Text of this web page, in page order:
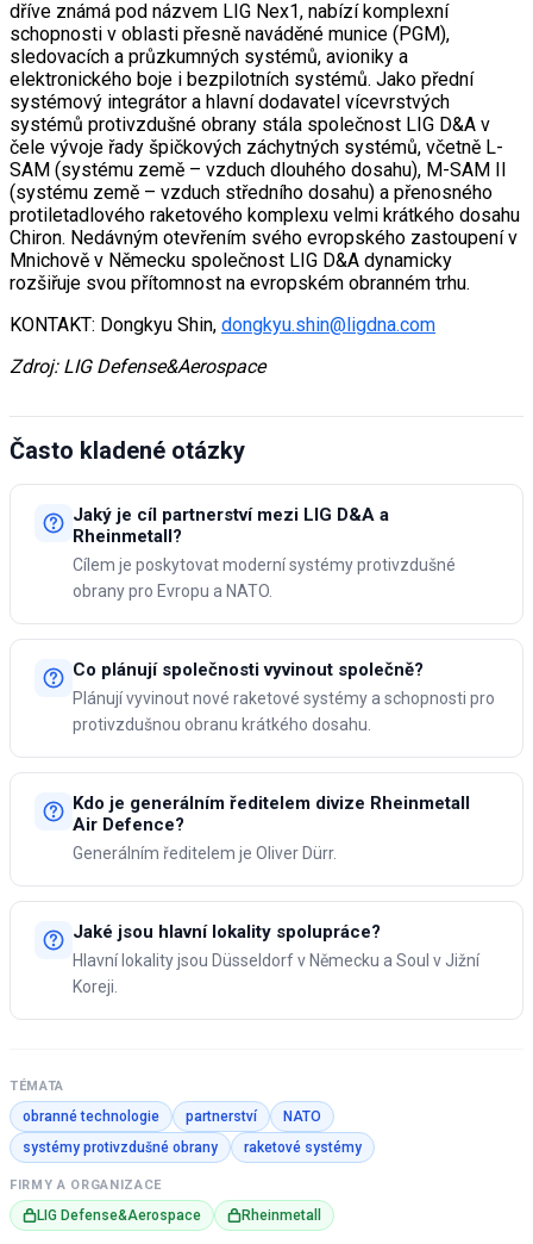
dříve známá pod názvem LIG Nex1, nabízí komplexní
schopnosti v oblasti přesně naváděné munice (PGM),
sledovacích a průzkumných systémů, avioniky a
elektronického boje i bezpilotních systémů. Jako přední
systémový integrátor a hlavní dodavatel vícevrstvých
systémů protivzdušné obrany stála společnost LIG D&A v
čele vývoje řady špičkových záchytných systémů, včetně L-
SAM (systému země – vzduch dlouhého dosahu), M-SAM II
(systému země – vzduch středního dosahu) a přenosného
protiletadlového raketového komplexu velmi krátkého dosahu
Chiron. Nedávným otevřením svého evropského zastoupení v
Mnichově v Německu společnost LIG D&A dynamicky
rozšiřuje svou přítomnost na evropském obranném trhu.
KONTAKT: Dongkyu Shin, dongkyu.shin@ligdna.com
Zdroj: LIG Defense&Aerospace
Často kladené otázky
Jaký je cíl partnerství mezi LIG D&A a
Rheinmetall?
Cílem je poskytovat moderní systémy protivzdušné
obrany pro Evropu a NATO.
Co plánují společnosti vyvinout společně?
Plánují vyvinout nové raketové systémy a schopnosti pro
protivzdušnou obranu krátkého dosahu.
Kdo je generálním ředitelem divize Rheinmetall
Air Defence?
Generálním ředitelem je Oliver Dürr.
Jaké jsou hlavní lokality spolupráce?
Hlavní lokality jsou Düsseldorf v Německu a Soul v Jižní
Koreji.
TÉMATA
obranné technologie partnerství
NATO
systémy protivzdušné obrany
raketové systémy
FIRMY A ORGANIZACE
LIG Defense&Aerospace Rheinmetall